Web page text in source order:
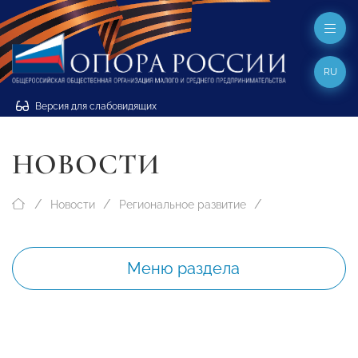
Версия для слабовидящих
RU
НОВОСТИ
Новости Региональное развитие
Меню раздела